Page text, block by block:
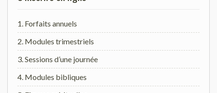
1. Forfaits annuels
2. Modules trimestriels
3. Sessions d’une journée
4. Modules bibliques